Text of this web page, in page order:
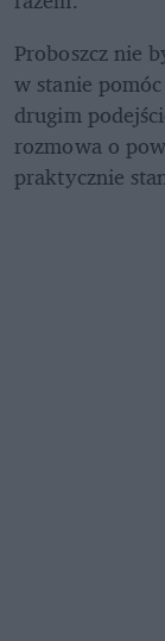
Proboszcz nie
w stanie
drugim
rozmowa o
praktycznie